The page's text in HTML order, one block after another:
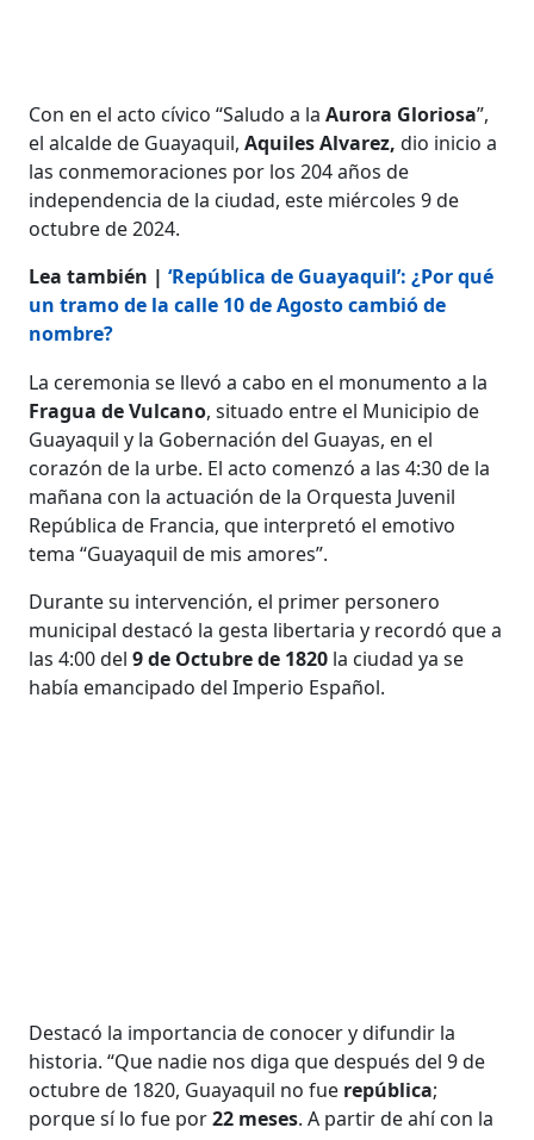
Con en el acto cívico “Saludo a laAurora Gloriosa”,
el alcalde de Guayaquil,Aquiles Alvarez, dio inicio a
las conmemoraciones por los 204 años de
independencia de la ciudad, este miércoles 9 de
octubre de 2024.
Lea también |‘República de Guayaquil’: ¿Por qué
un tramo de la calle 10 de Agosto cambió de
nombre?
La ceremonia se llevó a cabo en el monumento a la
Fragua de Vulcano, situado entre el Municipio de
Guayaquil y la Gobernación del Guayas, en el
corazón de la urbe. El acto comenzó a las 4:30 de la
mañana con la actuación de la Orquesta Juvenil
República de Francia, que interpretó el emotivo
tema “Guayaquil de mis amores”.
Durante su intervención, el primer personero
municipal destacó la gesta libertaria y recordó que a
las 4:00 del9 de Octubre de 1820 la ciudad ya se
había emancipado del Imperio Español.
Destacó la importancia de conocer y difundir la
historia. “Que nadie nos diga que después del 9 de
octubre de 1820, Guayaquil no fue república;
porque sí lo fue por22 meses. A partir de ahí con la